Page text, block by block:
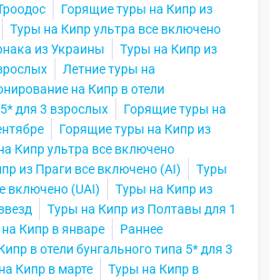
Горящие туры на Кипр из
Туры на Кипр ультра все включено
из Украины
Туры на Кипр из
Летние туры на
на Кипр в отели
для 3 взрослых
Горящие туры на
Горящие туры на Кипр из
Кипр ультра все включено
из Праги все включено (AI)
Туры
включено (UAI)
Туры на Кипр из
Туры на Кипр из Полтавы для 1
Кипр в январе
Раннее
в отели бунгального типа 5* для 3
Кипр в марте
Туры на Кипр в